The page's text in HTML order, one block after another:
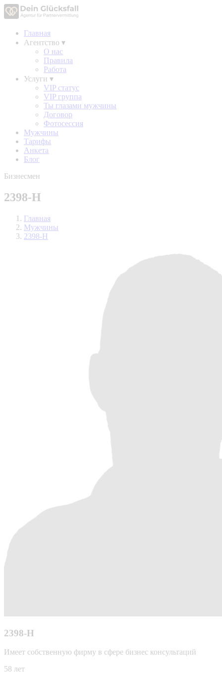
Главная
Агентство ▾
О нас
Правила
Работа
Услуги ▾
VIP статус
VIP группа
Ты глазами мужчины
Договор
Фотосессия
Мужчины
Тарифы
Анкета
Блог
Бизнесмен
2398-Н
Главная
Мужчины
2398-Н
2398-Н
Имеет собственную фирму в сфере бизнес консультаций
58 лет